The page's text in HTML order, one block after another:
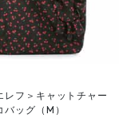
レフ＞キャットチャー
バッグ（M）